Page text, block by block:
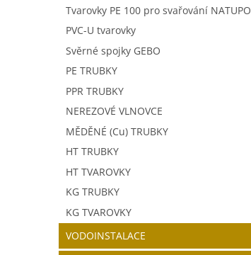
Tvarovky PE 100 pro svařování NATUPO
PVC-U tvarovky
Svěrné spojky GEBO
PE TRUBKY
PPR TRUBKY
NEREZOVÉ VLNOVCE
MĚDĚNÉ (Cu) TRUBKY
HT TRUBKY
HT TVAROVKY
KG TRUBKY
KG TVAROVKY
VODOINSTALACE